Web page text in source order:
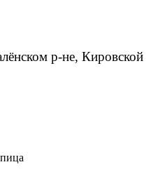
р-не, Кировской